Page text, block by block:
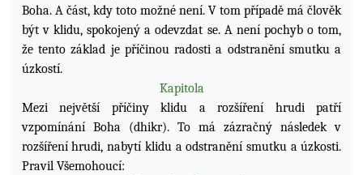
Boha. A část, kdy toto možné není. V tom případě má člověk
být v klidu, spokojený a odevzdat se. A není pochyb o tom,
že tento základ je příčinou radosti a odstranění smutku a
úzkostí.
Kapitola
Mezi největší příčiny klidu a rozšíření hrudi patří
vzpomínání Boha (dhikr). To má zázračný následek v
rozšíření hrudi, nabytí klidu a odstranění smutku a úzkosti.
Pravil Všemohoucí: